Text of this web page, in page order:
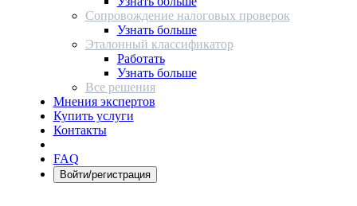
Сопровождение налоговых проверок
Узнать больше
Эталонный классификатор
Работать
Узнать больше
Все решения
Мнения экспертов
Купить услуги
Контакты
FAQ
Войти/регистрация